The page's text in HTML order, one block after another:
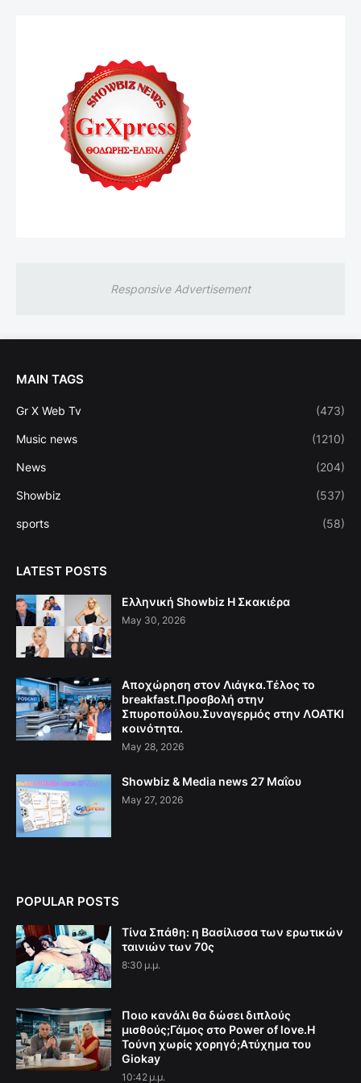
Responsive Advertisement
MAIN TAGS
Gr X Web Tv (473)
Music news (1210)
News (204)
Showbiz (537)
sports (58)
LATEST POSTS
Ελληνική Showbiz Η Σκακιέρα
May 30, 2026
Αποχώρηση στον Λιάγκα.Τέλος το
breakfast.Προσβολή στην
Σπυροπούλου.Συναγερμός στην ΛΟΑΤΚΙ
κοινότητα.
May 28, 2026
Showbiz & Media news 27 Μαΐου
May 27, 2026
POPULAR POSTS
Τίνα Σπάθη: η Βασίλισσα των ερωτικών
ταινιών των 70ς
8:30 μ.μ.
Ποιο κανάλι θα δώσει διπλούς
μισθούς;Γάμος στο Power of love.Η
Τούνη χωρίς χορηγό;Aτύχημα του
Giokay
10:42 μ.μ.